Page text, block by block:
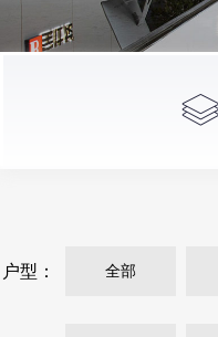
户型： 全部